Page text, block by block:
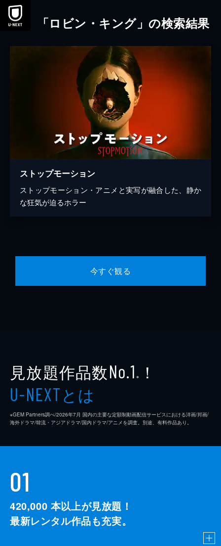
本文へスキップ
「ロビン・キング」の検索結果
ストップモーション
ストップモーション・アニメと実写が融合した、静か
な狂気が迫るホラー
今すぐ観る
見放題作品数No.1 ※ ！
U-NEXTとは
※GEM Partners調べ/2026年7⽉ 国内の主要な定額制動画配信サービスにおける洋画/邦画/
海外ドラマ/韓流・アジアドラマ/国内ドラマ/アニメを調査。別途、有料作品あり。
01
420,000 本以上が見放題！
最新レンタル作品も充実。